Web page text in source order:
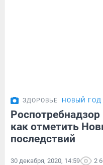
ЗДОРОВЬЕ НОВЫЙ ГОД
Роспотребнадзор
как отметить
последствий
30 декабря, 2020, 14:59 2